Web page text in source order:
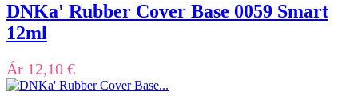
DNKa' Rubber Cover Base 0059 Smart
12ml
Ár 12,10 €